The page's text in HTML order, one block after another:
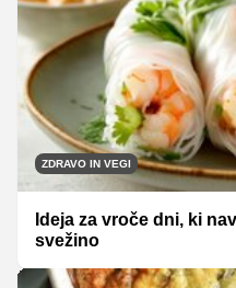
ZDRAVO IN VEGI
Ideja za vroče dni, ki
svežino